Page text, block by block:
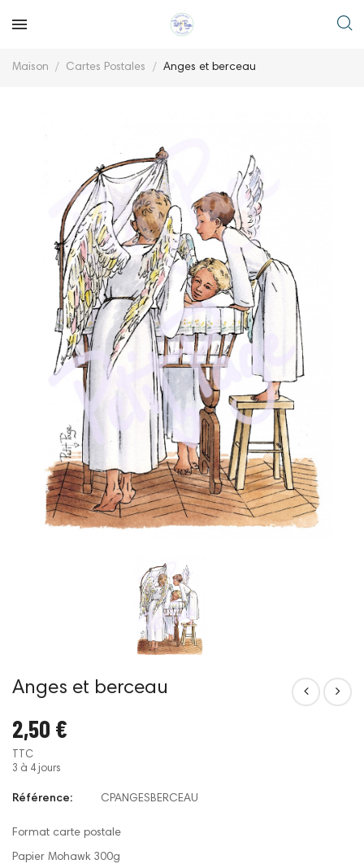
Maison Cartes Postales Anges et berceau
Anges et berceau
2,50 €
TTC
3 à 4 jours
Référence: CPANGESBERCEAU
Format carte postale
Papier Mohawk 300g